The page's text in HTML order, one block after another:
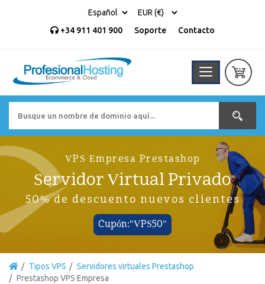
+34 911 401 900 Soporte Contacto
VPS Empresa Prestashop
Servidor Virtual Privado
50% de descuento nuevos clientes
Cupón:"VPS50"
Tipos VPS
Servidores virtuales Prestashop
Prestashop VPS Empresa